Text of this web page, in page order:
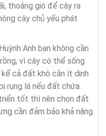
thoáng gió để cây ra
cây chủ yếu phát
Anh bạn không cần
vì cây có thể sống
cả đất khô cằn ít dinh
rụng lá nếu đất chứa
tốt thì nên chọn đất
cần đảm bảo khả năng